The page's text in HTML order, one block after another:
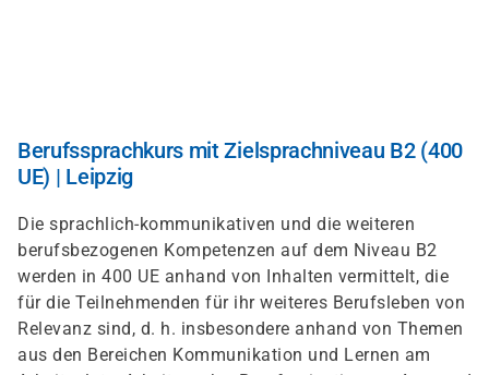
Berufssprachkurs mit Zielsprachniveau B2 (400
UE) | Leipzig
Die sprachlich-kommunikativen und die weiteren
berufsbezogenen Kompetenzen auf dem Niveau B2
werden in 400 UE anhand von Inhalten vermittelt, die
für die Teilnehmenden für ihr weiteres Berufsleben von
Relevanz sind, d. h. insbesondere anhand von Themen
aus den Bereichen Kommunikation und Lernen am